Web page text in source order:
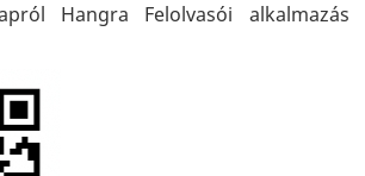
Hangra Felolvasói alkalmazás